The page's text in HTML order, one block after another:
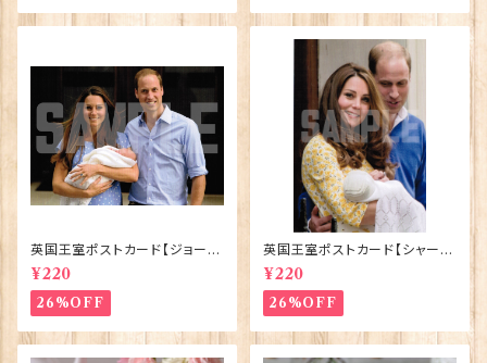
英国王室ポストカード【ジョージ
王子ご誕生】Pageantry Post
card 90183-JEF100
¥220
26%OFF
英国王室ポストカード【シャーロ
ット王女2】Pageantry Postca
rd 90183-JEF202
¥220
26%OFF